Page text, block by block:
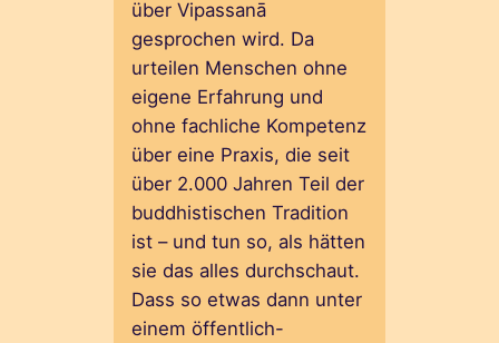
über Vipassanā
gesprochen wird. Da
urteilen Menschen ohne
eigene Erfahrung und
ohne fachliche Kompetenz
über eine Praxis, die seit
über 2.000 Jahren Teil der
buddhistischen Tradition
ist – und tun so, als hätten
sie das alles durchschaut.
Dass so etwas dann unter
einem öffentlich-